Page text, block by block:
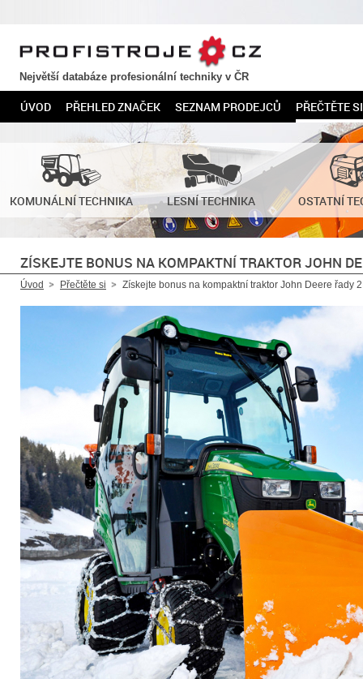
PROFISTROJE.CZ
Největší databáze profesionální techniky v ČR
ÚVOD PŘEHLED ZNAČEK SEZNAM PRODEJCŮ PŘEČTĚTE SI
KOMUNÁLNÍ TECHNIKA LESNÍ TECHNIKA OSTATNÍ
ZÍSKEJTE BONUS NA KOMPAKTNÍ TRAKTOR JOHN
Úvod Přečtěte si Získejte bonus na kompaktní traktor John Deere řady